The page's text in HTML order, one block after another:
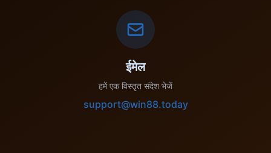
ईमेल
हमें एक विस्तृत संदेश भेजें
support@win88.today